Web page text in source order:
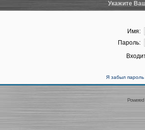
Укажите
Имя:
Пароль:
Я забыл пароль